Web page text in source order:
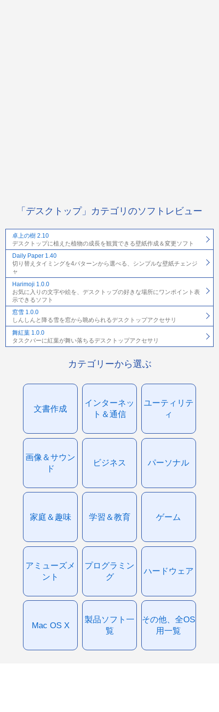
「デスクトップ」カテゴリのソフトレビュー
卓上の樹 2.10
デスクトップに植えた植物の成長を観賞できる壁紙作成＆変更ソフト
Daily Paper 1.40
切り替えタイミングを4パターンから選べる、シンプルな壁紙チェンジ
ャ
Harimoji 1.0.0
お気に入りの文字や絵を、デスクトップの好きな場所にワンポイント表
示できるソフト
窓雪 1.0.0
しんしんと降る雪を窓から眺められるデスクトップアクセサリ
舞紅葉 1.0.0
タスクバーに紅葉が舞い落ちるデスクトップアクセサリ
カテゴリーから選ぶ
文書作成
インターネッ
ト＆通信
ユーティリテ
ィ
画像＆サウン
ド
ビジネス パーソナル
家庭＆趣味 学習＆教育 ゲーム
アミューズメ
ント
プログラミン
グ
ハードウェア
Mac OS X
製品ソフト一
覧
その他、全OS
用一覧